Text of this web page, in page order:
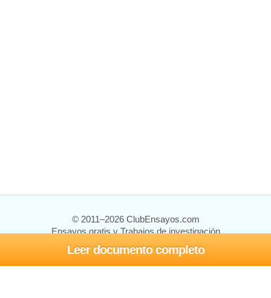
Leer documento completo
© 2011–2026 ClubEnsayos.com
Ensayos gratis y Trabajos de investigación